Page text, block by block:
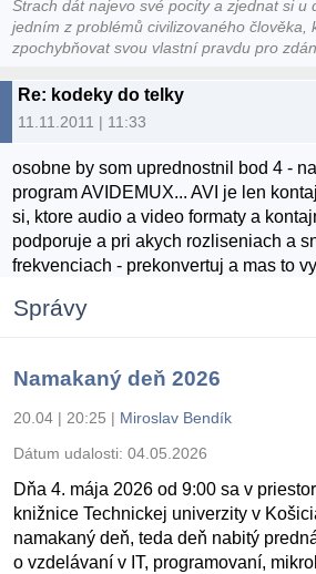
Strach dát najevo své pocity a zjednat si u
jedním z problémů civilizovaného člověka,
zpochybňovat svou vlastní pravdu pro
Re: kodeky do telky
11.11.2011 | 11:33
osobne by som uprednostnil bod 4 -
program AVIDEMUX... AVI je len
si, ktore audio a video formaty a
podporuje a pri akych rozliseniach a
frekvenciach - prekonvertuj a mas to
Správy
Namakaný deň 2026
20.04 | 20:25 | Miroslav Bendík
Dátum udalosti: 04.05.2026
Dňa 4. mája 2026 od 9:00 sa v
knižnice Technickej univerzity v
namakaný deň, teda deň nabitý
o vzdelávaní v IT, programovaní,